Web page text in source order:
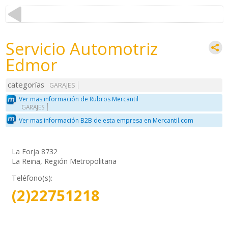
Servicio Automotriz
Edmor
categorías
GARAJES
Ver mas información de Rubros Mercantil
GARAJES
Ver mas información B2B de esta empresa en Mercantil.com
La Forja 8732
La Reina, Región Metropolitana
Teléfono(s):
(2)22751218